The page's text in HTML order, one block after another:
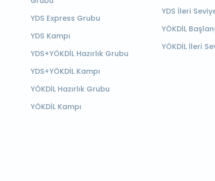
YDS Express Grubu
YDS Kampı
YDS+YÖKDİL Hazırlık Grubu
YDS+YÖKDİL Kampı
YÖKDİL Hazırlık Grubu
YÖKDİL Kampı
YDS İleri
YÖKDİL
YÖKDİL İleri